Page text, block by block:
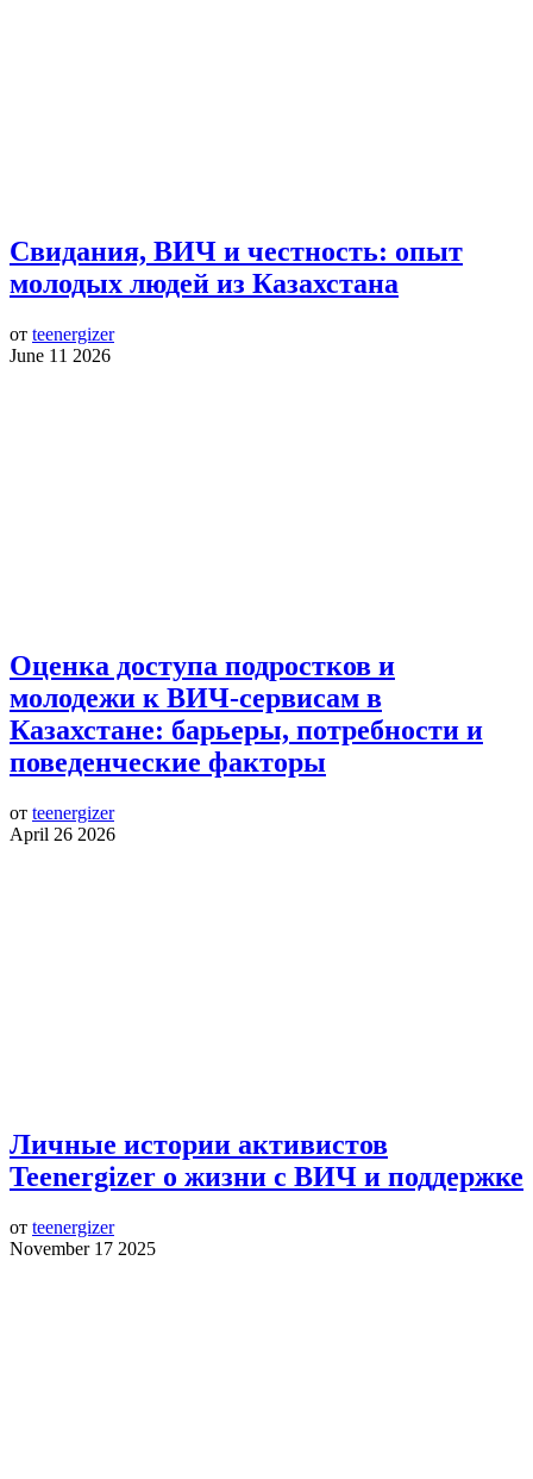
Свидания, ВИЧ и честность: опыт
молодых людей из Казахстана
от teenergizer
June 11 2026
Оценка доступа подростков и
молодежи к ВИЧ-сервисам в
Казахстане: барьеры, потребности и
поведенческие факторы
от teenergizer
April 26 2026
Личные истории активистов
Teenergizer о жизни с ВИЧ и поддержке
от teenergizer
November 17 2025